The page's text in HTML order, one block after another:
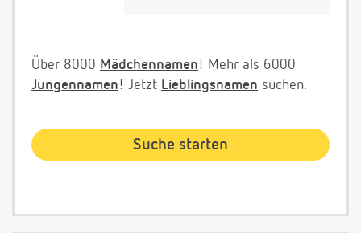
Über 8000 Mädchennamen! Mehr als 6000
Jungennamen! Jetzt Lieblingsnamen suchen.